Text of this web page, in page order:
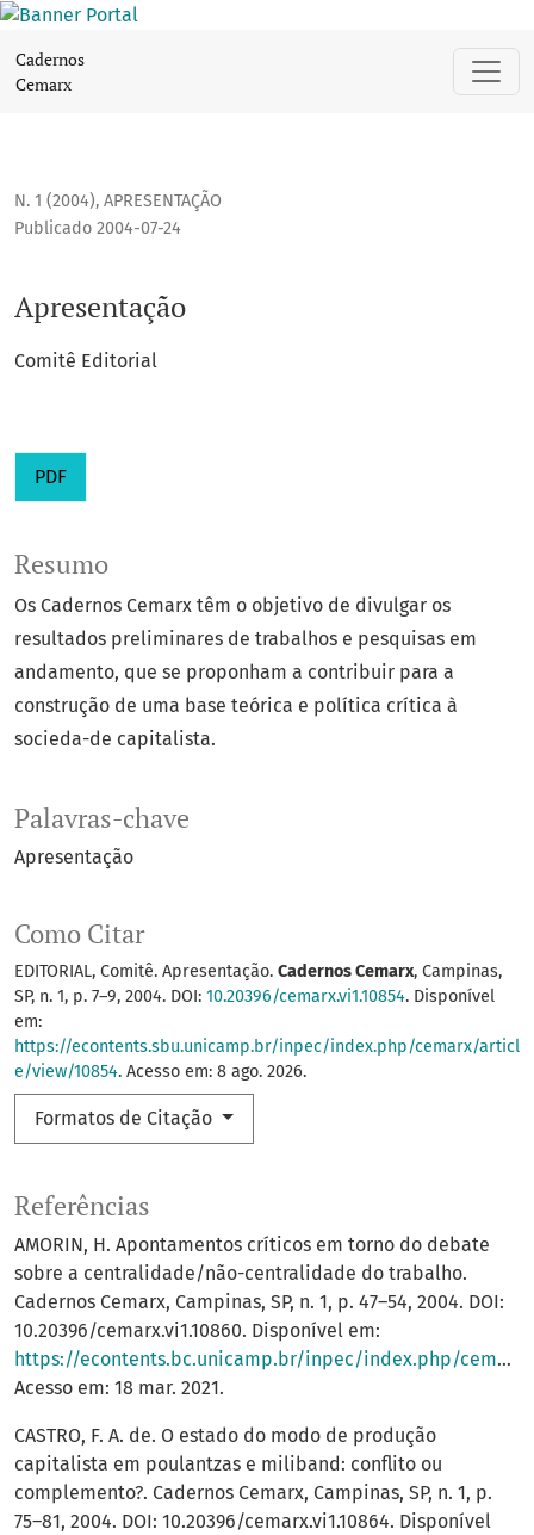
Cadernos
Cemarx
N. 1 (2004), APRESENTAÇÃO
Apresentação
Publicado 2004-07-24
Comitê Editorial
PDF
Palavras-chave
Apresentação
Como Citar
EDITORIAL, Comitê. Apresentação. Cadernos Cemarx, Campinas,
SP, n. 1, p. 7–9, 2004. DOI: 10.20396/cemarx.vi1.10854. Disponível
em:
https://econtents.sbu.unicamp.br/inpec/index.php/cemarx/articl
e/view/10854. Acesso em: 8 ago. 2026.
Formatos de Citação
Resumo
Os Cadernos Cemarx têm o objetivo de divulgar os
resultados preliminares de trabalhos e pesquisas em
andamento, que se proponham a contribuir para a
construção de uma base teórica e política crítica à
socieda-de capitalista.
Referências
AMORIN, H. Apontamentos críticos em torno do debate
sobre a centralidade/não-centralidade do trabalho.
Cadernos Cemarx, Campinas, SP, n. 1, p. 47–54, 2004. DOI:
10.20396/cemarx.vi1.10860. Disponível em:
https://econtents.bc.unicamp.br/inpec/index.php/cemarx/article/view/10860
Acesso em: 18 mar. 2021.
CASTRO, F. A. de. O estado do modo de produção
capitalista em poulantzas e miliband: conflito ou
complemento?. Cadernos Cemarx, Campinas, SP, n. 1, p.
75–81, 2004. DOI: 10.20396/cemarx.vi1.10864. Disponível